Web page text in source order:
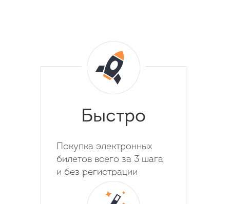
Быстро
Покупка электронных
билетов всего за 3 шага
и без регистрации